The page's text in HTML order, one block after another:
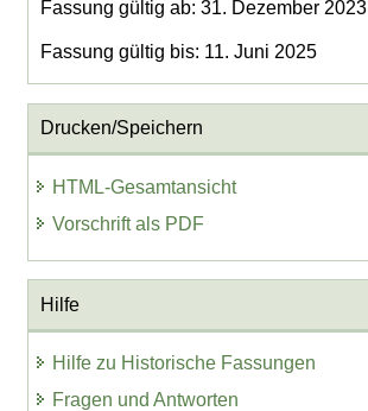
Fassung gültig ab: 31. Dezember 2023
Fassung gültig bis: 11. Juni 2025
Drucken/Speichern
HTML-Gesamtansicht
Vorschrift als PDF
Hilfe
Hilfe zu Historische Fassungen
Fragen und Antworten